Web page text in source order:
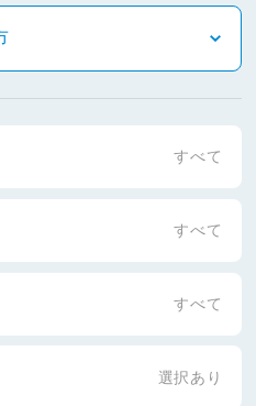
すべて
すべて
すべて
選択あり